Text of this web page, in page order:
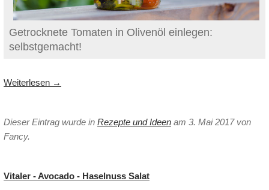
Getrocknete Tomaten in Olivenöl einlegen:
selbstgemacht!
Weiterlesen →
Dieser Eintrag wurde in Rezepte und Ideen am 3. Mai 2017von
Fancy.
Vitaler - Avocado - Haselnuss Salat